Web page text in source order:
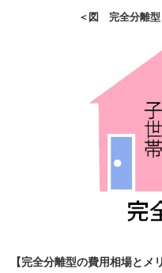
＜図 完全分離型
【完全分離型の費用相場とメ